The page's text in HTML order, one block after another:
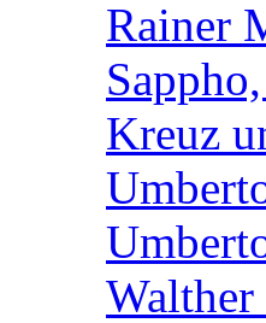
Rainer
Kreuz